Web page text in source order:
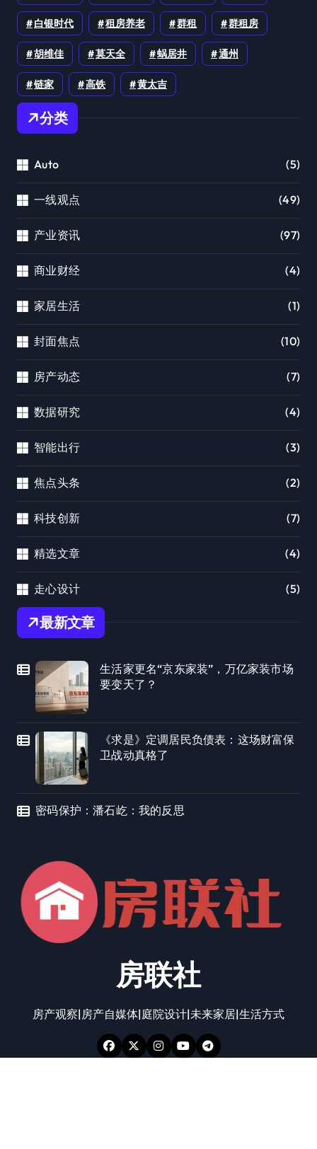
白银时代 租房养老 群租 群租房
胡维佳 莫天全 蜗居井 通州
链家 高铁 黄太吉
分类
Auto (5)
一线观点 (49)
产业资讯 (97)
商业财经 (4)
家居生活 (1)
封面焦点 (10)
房产动态 (7)
数据研究 (4)
智能出行 (3)
焦点头条 (2)
科技创新 (7)
精选文章 (4)
走心设计 (5)
最新文章
生活家更名“京东家装”，万亿家装市场
要变天了？
《求是》定调居民负债表：这场财富保
卫战动真格了
密码保护：潘石屹：我的反思
房联社
房产观察|房产自媒体|庭院设计|未来家居|生活方式